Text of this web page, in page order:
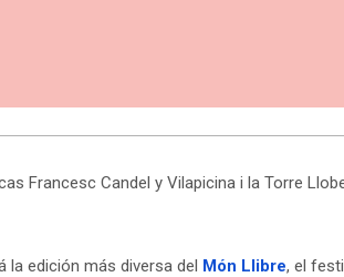
Francesc Candel y Vilapicina i la Torre
la edición más diversa del Món Llibre, el